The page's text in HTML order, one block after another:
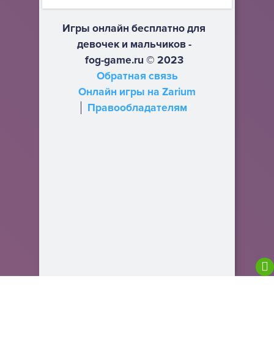
Игры онлайн бесплатно для
девочек и мальчиков -
fog-game.ru © 2023
Обратная связь
Онлайн игры на Zarium
Правообладателям